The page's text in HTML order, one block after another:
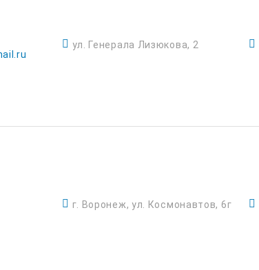
ул. Генерала Лизюкова, 2
г. Воронеж, ул. Космонавтов, 6г